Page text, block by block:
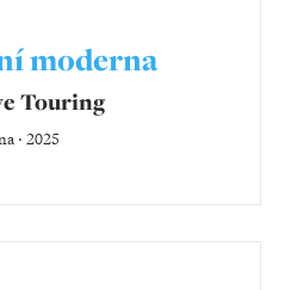
moderna
Touring
‧ 2025